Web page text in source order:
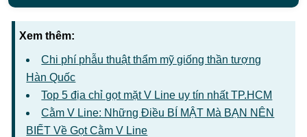
Xem thêm:
Chi phí phẫu thuật thẩm mỹ giống thần tượng
Hàn Quốc
Top 5 địa chỉ gọt mặt V Line uy tín nhất TP.HCM
Cằm V Line: Những Điều BÍ MẬT Mà BẠN NÊN
BIẾT Về Gọt Cằm V Line